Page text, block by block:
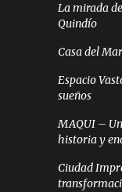
La mirada
Quindío
Casa del
Espacio
sueños
MAQUI –
historia y
Ciudad